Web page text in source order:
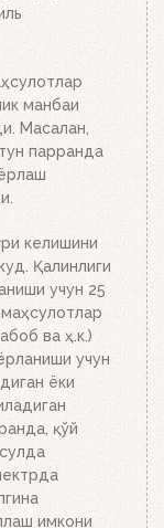
қўйинг.
Ёқилғи,
қизил
тўкинг.
манбаи
Масалан,
парранда
келишини
Қалинлиги
учун 25
ва ҳ.к.)
учун
ёки
қўй
имкони